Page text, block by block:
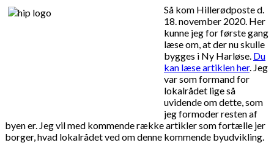
Så kom Hillerødposte d.
18. november 2020. Her
kunne jeg for første gang
læse om, at der nu skulle
bygges i Ny Harløse. Du
kan læse artiklen her. Jeg
var som formand for
lokalrådet lige så
uvidende om dette, som
jeg formoder resten af
byen er. Jeg vil med kommende række artikler som fortælle jer
borger, hvad lokalrådet ved om denne kommende byudvikling.